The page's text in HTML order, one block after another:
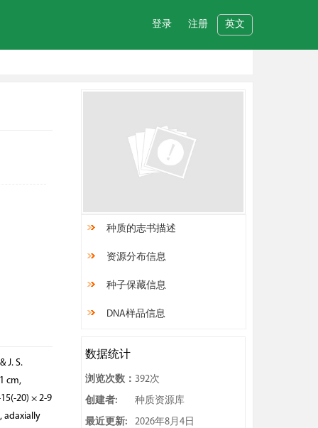
登录 注册 英文
J. S.
cm,
20) × 2-9
adaxially
种质的志书描述
资源分布信息
种子保藏信息
DNA样品信息
数据统计
浏览次数： 392次
创建者:
种质资源库
最近更新:
2026年8月4日